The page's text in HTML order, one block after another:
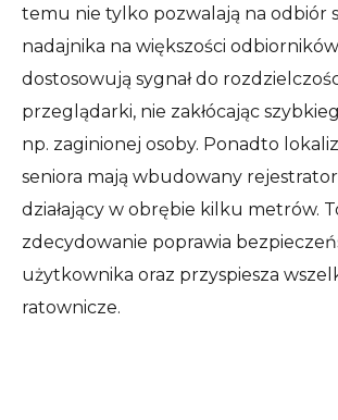
temu nie tylko pozwalają na odbiór
nadajnika na większości
dostosowują sygnał do
przeglądarki, nie zakłócając
np. zaginionej osoby. Ponadto
seniora mają wbudowany
działający w obrębie kilku metrów.
zdecydowanie poprawia
użytkownika oraz przyspiesza
ratownicze.